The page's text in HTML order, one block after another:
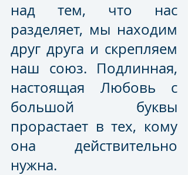
над тем, что нас
разделяет, мы находим
друг друга и скрепляем
наш союз. Подлинная,
настоящая Любовь с
большой буквы
прорастает в тех, кому
она действительно
нужна.